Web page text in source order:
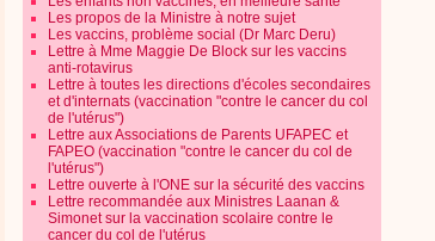
Les propos de la Ministre à notre sujet
Les vaccins, problème social (Dr Marc Deru)
Lettre à Mme Maggie De Block sur les vaccins
anti-rotavirus
Lettre à toutes les directions d'écoles secondaires
et d'internats (vaccination "contre le cancer du col
de l'utérus")
Lettre aux Associations de Parents UFAPEC et
FAPEO (vaccination "contre le cancer du col de
l'utérus")
Lettre ouverte à l'ONE sur la sécurité des vaccins
Lettre recommandée aux Ministres Laanan &
Simonet sur la vaccination scolaire contre le
cancer du col de l'utérus